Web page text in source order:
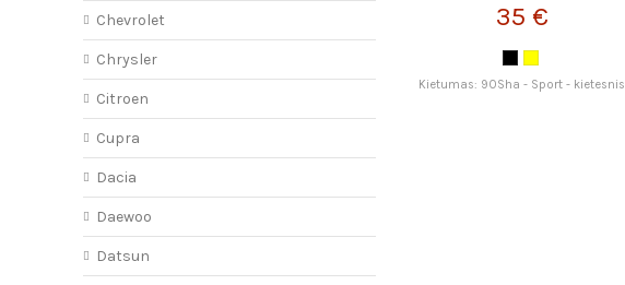
35 €
Kietumas: 90Sha - Sport - kietesnis
Chevrolet
Chrysler
Citroen
Cupra
Dacia
Daewoo
Datsun